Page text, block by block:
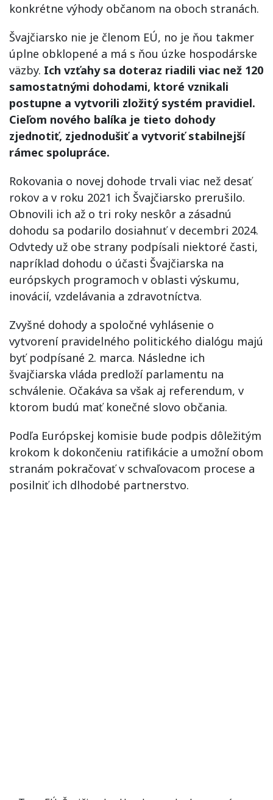
konkrétne výhody občanom na oboch stranách.
Švajčiarsko nie je členom EÚ, no je ňou takmer
úplne obklopené a má s ňou úzke hospodárske
väzby. Ich vzťahy sa doteraz riadili viac než 120
samostatnými dohodami, ktoré vznikali
postupne a vytvorili zložitý systém pravidiel.
Cieľom nového balíka je tieto dohody
zjednotiť, zjednodušiť a vytvoriť stabilnejší
rámec spolupráce.
Rokovania o novej dohode trvali viac než desať
rokov a v roku 2021 ich Švajčiarsko prerušilo.
Obnovili ich až o tri roky neskôr a zásadnú
dohodu sa podarilo dosiahnuť v decembri 2024.
Odvtedy už obe strany podpísali niektoré časti,
napríklad dohodu o účasti Švajčiarska na
európskych programoch v oblasti výskumu,
inovácií, vzdelávania a zdravotníctva.
Zvyšné dohody a spoločné vyhlásenie o
vytvorení pravidelného politického dialógu majú
byť podpísané 2. marca. Následne ich
švajčiarska vláda predloží parlamentu na
schválenie. Očakáva sa však aj referendum, v
ktorom budú mať konečné slovo občania.
Podľa Európskej komisie bude podpis dôležitým
krokom k dokončeniu ratifikácie a umožní obom
stranám pokračovať v schvaľovacom procese a
posilniť ich dlhodobé partnerstvo.